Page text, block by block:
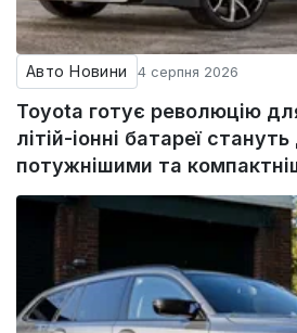
Авто Новини 4 серпня 2026
Toyota готує революцію для
літій-іонні батареї
потужнішими та